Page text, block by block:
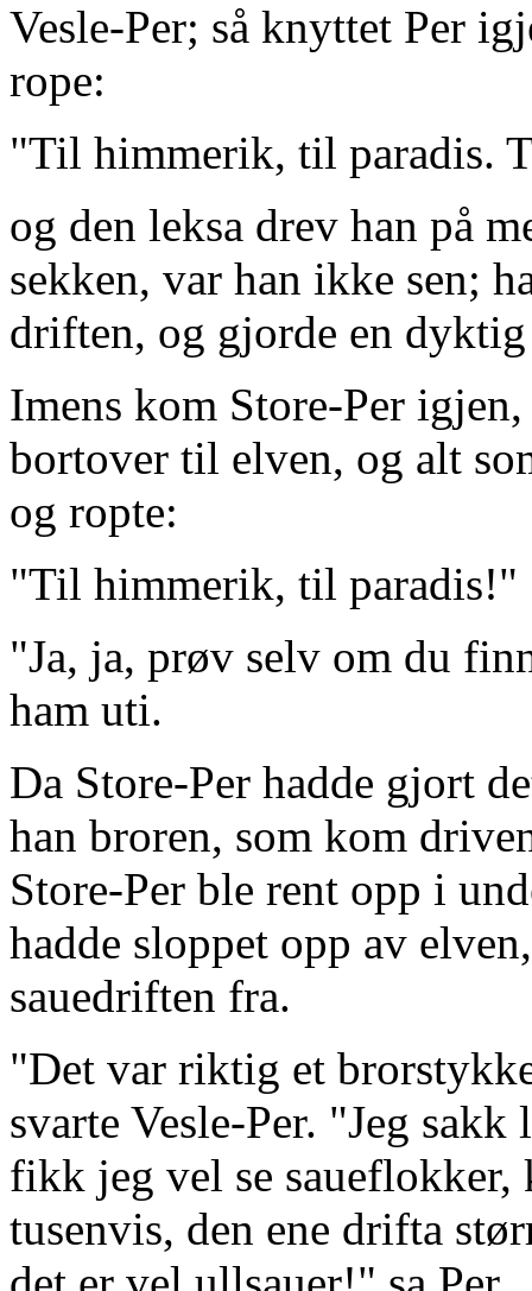
Vesle-Per; så knyttet Per
rope:
"Til himmerik, til paradis.
og den leksa drev han på
sekken, var han ikke sen;
driften, og gjorde en
Imens kom Store-Per
bortover til elven, og alt
og ropte:
"Til himmerik, til paradis!"
"Ja, ja, prøv selv om du
ham uti.
Da Store-Per hadde gjort
han broren, som kom
Store-Per ble rent opp i
hadde sloppet opp av
sauedriften fra.
"Det var riktig et
svarte Vesle-Per. "Jeg
fikk jeg vel se saueflokker,
tusenvis, den ene drifta